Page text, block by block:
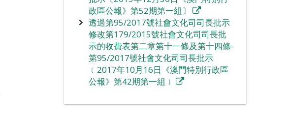
政區公報》第52期第一組〕
透過第95/2017號社會文化司司長批示
修改第179/2015號社會文化司司長批
示的收費表第二章第十一條及第十四條-
第95/2017號社會文化司司長批示
﹝2017年10月16日《澳門特別行政區
公報》第42期第一組﹞